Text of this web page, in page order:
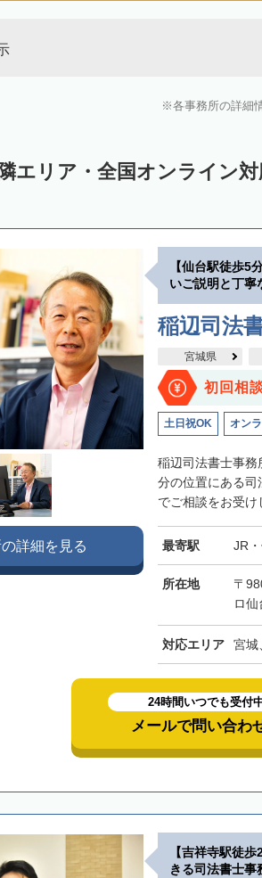
各事務所の詳細
エリア・全国オンライン
【仙台駅徒歩5
いご説明と丁寧
稲辺司法
宮城県
初回相
土日祝OK オン
稲辺司法書士事
分の位置にある司
でご相談をお受け
最寄駅 JR
所在地
〒
ロ
対応エリア 宮城
詳細を見る
24時間いつでも受付
メールで問い合わ
【吉祥寺駅徒
きる司法書士事